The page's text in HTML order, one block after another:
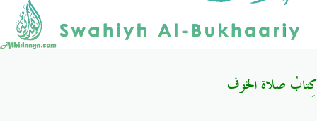
Fataawa Za Ulamaa Kauli Za Salaf
كِتابُ صلاة الخوف